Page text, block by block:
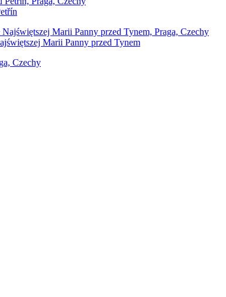
Marii Panny przed Tynem